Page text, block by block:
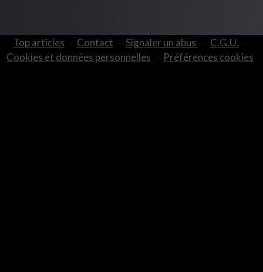
Top articles Contact Signaler un abus
C.G.U.
Cookies et données personnelles
Préférences cookies